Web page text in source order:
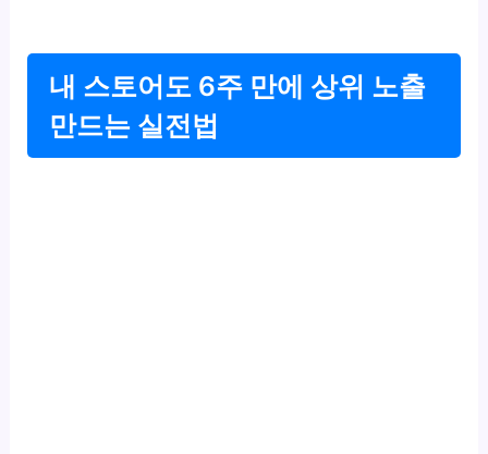
내 스토어도 6주 만에 상위 노출
만드는 실전법